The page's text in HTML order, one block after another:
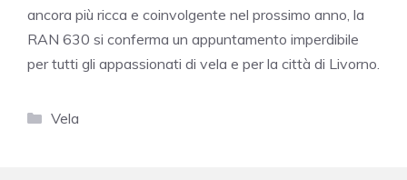
ancora più ricca e coinvolgente nel prossimo anno, la
RAN 630 si conferma un appuntamento imperdibile
per tutti gli appassionati di vela e per la città di Livorno.
Categorie
Vela